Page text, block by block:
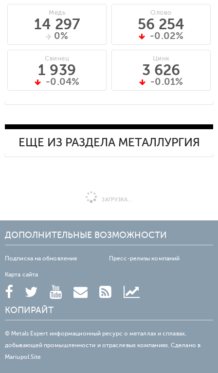
Медь
14 297
0%
Свинец
1 939
-0.04%
Олово
56 254
-0.02%
Цинк
3 626
-0.01%
ЕЩЕ ИЗ РАЗДЕЛА МЕТАЛЛУРГИЯ
ЗАГРУЗКА...
ДОПОЛНИТЕЛЬНЫЕ ВОЗМОЖНОСТИ
Подписка на обновления Пресс-релизы компаний
Карта сайта
КОПИРАЙТ
© Metals Expert информационный ресурс о металлах и сплавах,
добывающей промышленности и отраслевых компаниях. Сделано в
Mariupol.Site